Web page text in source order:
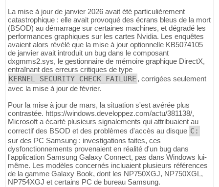
La mise à jour de janvier 2026 avait été particulièrement
catastrophique : elle avait provoqué des écrans bleus de la mort
(BSOD) au démarrage sur certaines machines, et dégradé les
performances graphiques sur les cartes Nvidia. Les enquêtes
avaient alors révélé que la mise à jour optionnelle KB5074105
de janvier avait introduit un bug dans le composant
dxgmms2.sys, le gestionnaire de mémoire graphique DirectX,
entraînant des erreurs critiques de type
KERNEL_SECURITY_CHECK_FAILURE , corrigées seulement
avec la mise à jour de février.
Pour la mise à jour de mars, la situation s'est avérée plus
contrastée. https://windows.developpez.com/actu/381138/,
Microsoft a écarté plusieurs signalements qui attribuaient au
correctif des BSOD et des problèmes d'accès au disque C:
sur des PC Samsung : investigations faites, ces
dysfonctionnements provenaient en réalité d'un bug dans
l'application Samsung Galaxy Connect, pas dans Windows lui-
même. Les modèles concernés incluaient plusieurs références
de la gamme Galaxy Book, dont les NP750XGJ, NP750XGL,
NP754XGJ et certains PC de bureau Samsung.